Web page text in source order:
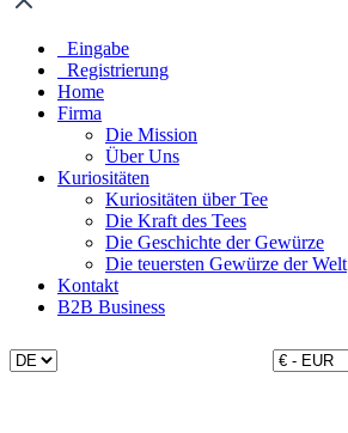
Eingabe
Registrierung
Home
Firma
Die Mission
Über Uns
Kuriositäten
Kuriositäten über Tee
Die Kraft des Tees
Die Geschichte der Gewürze
Die teuersten Gewürze der Welt
Kontakt
B2B Business